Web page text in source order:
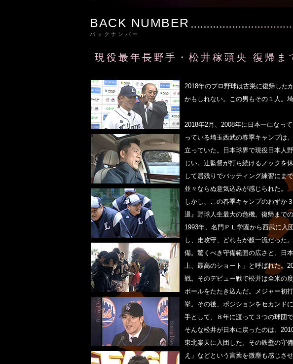
BACK NUMBER
バックナンバー
現役最年長野手・松井稼頭央 復帰ま
2018年のプロ野球は古巣に復帰した
かもしれない。この男もその１人。
2018年2月、2008年に日本一になっ
っている埼玉西武の春季キャンプは
立っていた。日本球界で現役日本人
じい。辻監督が打ち続けるノックを
して居残りでバッティング練習にま
並々ならぬ意気込みが感じられた。
しかし、この春季キャンプのわずか
退』野球人生最大の危機。復帰まで
1993年、名門ＰＬ学園から西武に入
し、走攻守、どれもが超一流だった
備。驚くべき守備範囲の広さと、日
上、最高のショート」と呼ばれた。
戦。そのデビュー戦で松井は全米の
ボールをたたき込んだ。メジャー初
挙。その後、ポジションをセカンド
手として、８年に渡って３つの球団で
そんな松井が日本に戻ったのは、
東北楽天に入団した。その鉄壁の守
え」などという言葉を微塵も感じさ